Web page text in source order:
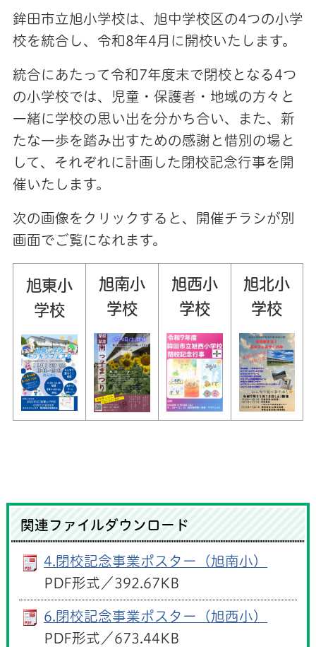
鉾田市立旭小学校は、旭中学校区の4つの小学
校を統合し、令和8年4月に開校いたします。
統合にあたって令和7年度末で閉校となる4つ
の小学校では、児童・保護者・地域の方々と
一緒に学校の思い出を分かち合い、また、新
たな一歩を踏み出すための感謝と惜別の場と
して、それぞれに計画した閉校記念行事を開
催いたします。
次の画像をクリックすると、開催チラシが別
画面でご覧になれます。
旭東小
学校
旭南小
学校
旭西小
学校
旭北小
学校
関連ファイルダウンロード
4.閉校記念事業ポスター（旭南小）
PDF形式／392.67KB
6.閉校記念事業ポスター（旭西小）
PDF形式／673.44KB